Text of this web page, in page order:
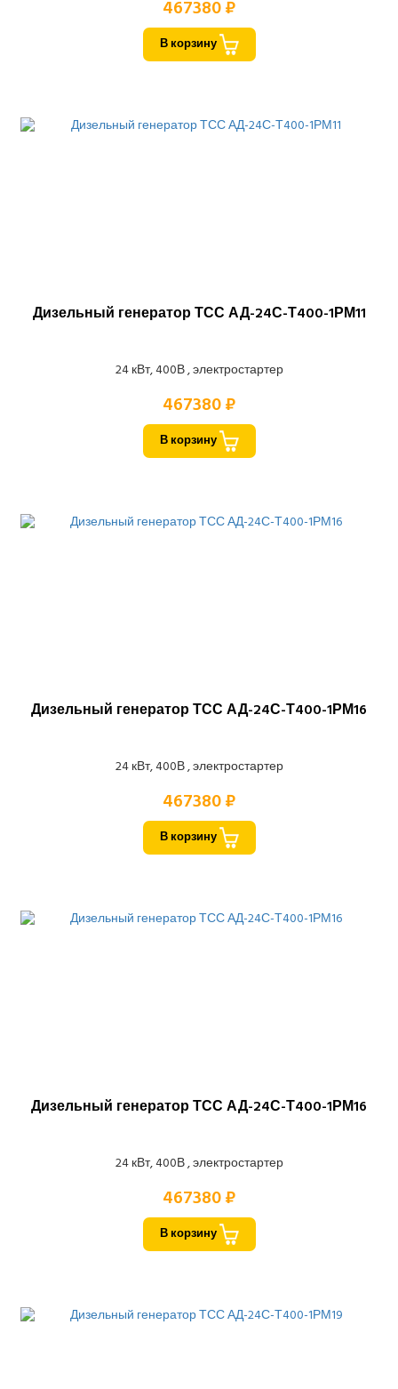
467380 ₽
В корзину
Дизельный генератор ТСС АД-24С-Т400-1РМ11
24 кВт, 400В , электростартер
467380 ₽
В корзину
Дизельный генератор ТСС АД-24С-Т400-1РМ16
24 кВт, 400В , электростартер
467380 ₽
В корзину
Дизельный генератор ТСС АД-24С-Т400-1РМ16
24 кВт, 400В , электростартер
467380 ₽
В корзину